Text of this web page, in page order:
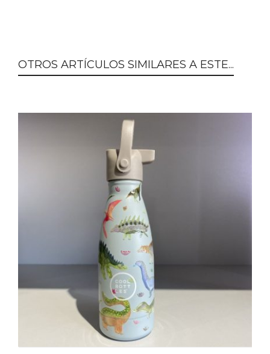
OTROS ARTÍCULOS SIMILARES A ESTE...